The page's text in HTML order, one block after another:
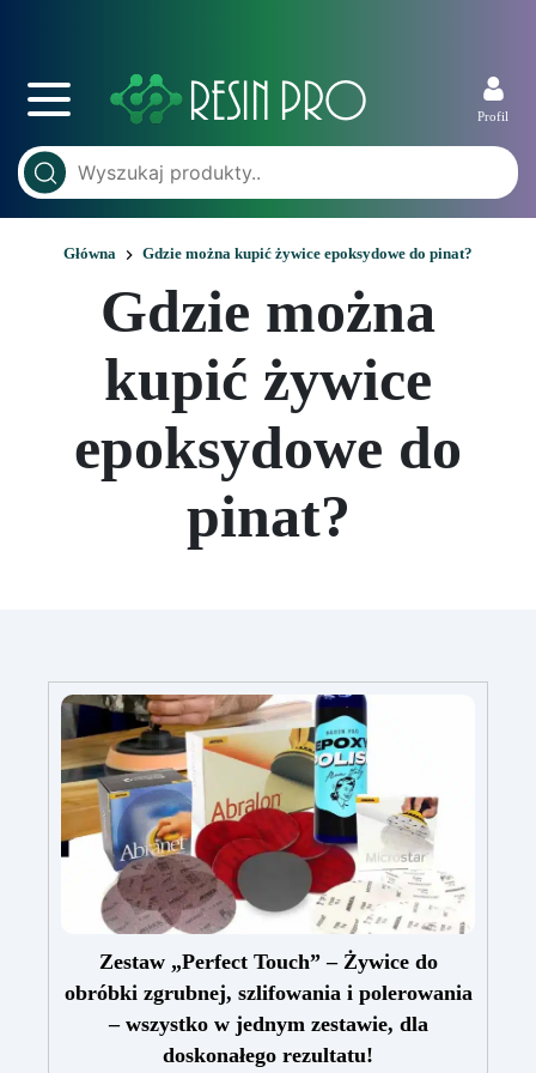
Profil
Główna Gdzie można kupić żywice epoksydowe do pinat?
Gdzie można
kupić żywice
epoksydowe do
pinat?
Zestaw „Perfect Touch” – Żywice do
obróbki zgrubnej, szlifowania i polerowania
– wszystko w jednym zestawie, dla
doskonałego rezultatu!